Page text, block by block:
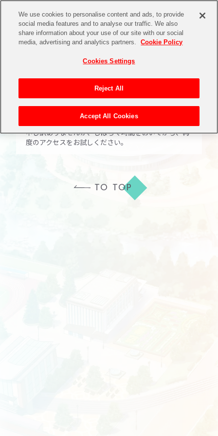
ページが混み合っていま
す
ただいま混雑のため正しいページの表示ができない状
申し訳ありませんが、しばらく時間をおいてから、再
度のアクセスをお試しください。
TO TOP
We use cookies to personalise content and ads, to provide
social media features and to analyse our traffic. We also
share information about your use of our site with our social
media, advertising and analytics partners.
Cookie Policy
Cookies Settings
Reject All
Accept All Cookies